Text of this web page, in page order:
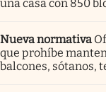
una casa con 850
Nueva normativa
que prohíbe
balcones, sótanos,